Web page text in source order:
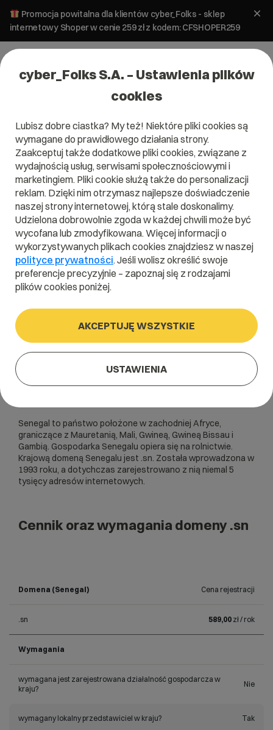
Promocja powitalna dla klientów cyber_Folks - sklep
internetowy Shoper w cenie 259 zł z kodem: CFSHOPER259
Domena .sn
Zarejestruj adres www z domeną Senegalu
.sn
Szukaj
Senegal to państwo położone w zachodniej Afryce,
graniczące z Mauretanią, Mali, Gwineą, Gwineą Bissau i
Gambią. Gospodarka Senegalu opiera się na rolnictwie.
Krajową domeną Senegalu jest .sn. Została wprowadzona w
1993 roku, a dotychczas zarejestrowano z nią niemal 5
tysięcy adresów internetowych.
Cennik oraz wymagania domeny .sn
Domena (Senegal) Cena rejestracji
.sn 589,00 zł / rok
Wymagania
wymagana jest zarejestrowana działalność gospodarcza w
kraju?
Nie
wymagany lokalny przedstawiciel w kraju? Tak
cyber_Folks S.A. – Ustawienia plików
cookies
Lubisz dobre ciastka? My też! Niektóre pliki cookies są
wymagane do prawidłowego działania strony.
Zaakceptuj także dodatkowe pliki cookies, związane z
wydajnością usług, serwisami społecznościowymi i
marketingiem. Pliki cookie służą także do personalizacji
reklam. Dzięki nim otrzymasz najlepsze doświadczenie
naszej strony internetowej, którą stale doskonalimy.
Udzielona dobrowolnie zgoda w każdej chwili może być
wycofana lub zmodyfikowana. Więcej informacji o
wykorzystywanych plikach cookies znajdziesz w naszej
polityce prywatności. Jeśli wolisz określić swoje
preferencje precyzyjnie – zapoznaj się z rodzajami
plików cookies poniżej.
AKCEPTUJĘ WSZYSTKIE
USTAWIENIA